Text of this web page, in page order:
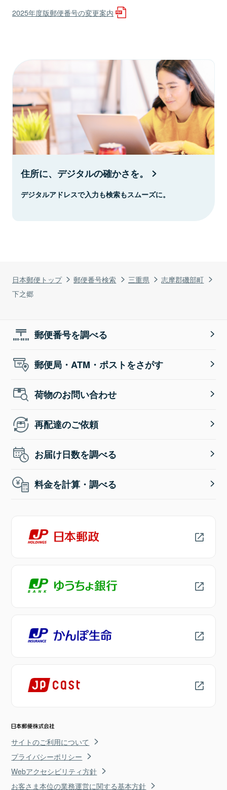
日本郵便トップ 郵便番号検索 三重県
志摩郡磯部町
下之郷
2025年度版郵便番号の変更案内
住所に、デジタルの確かさを。
デジタルアドレスで入力も検索もスムーズに。
郵便番号を調べる
郵便局・ATM・ポストをさがす
荷物のお問い合わせ
再配達のご依頼
お届け日数を調べる
料金を計算・調べる
サイトのご利用について
プライバシーポリシー
Webアクセシビリティ方針
お客さま本位の業務運営に関する基本方針